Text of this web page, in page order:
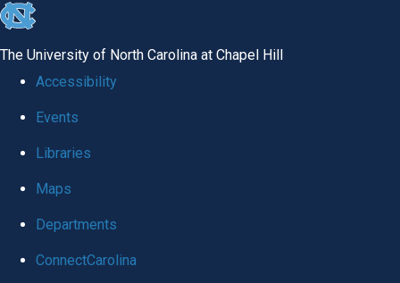
skip
global
The University of North Carolina at Chapel Hill
Accessibility
Events
Libraries
Maps
Departments
ConnectCarolina